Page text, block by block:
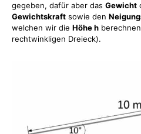
gegeben, dafür aber das Gewicht
Gewichtskraft sowie den
welchen wir die Höhe h
rechtwinkligen Dreieck).